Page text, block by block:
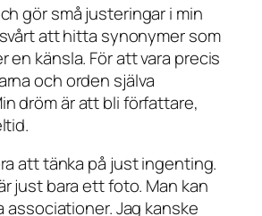
gör små justeringar i min
att hitta synonymer som
en känsla. För att vara precis
och orden själva
dröm är att bli författare,
att tänka på just ingenting.
just bara ett foto. Man kan
associationer. Jag kanske